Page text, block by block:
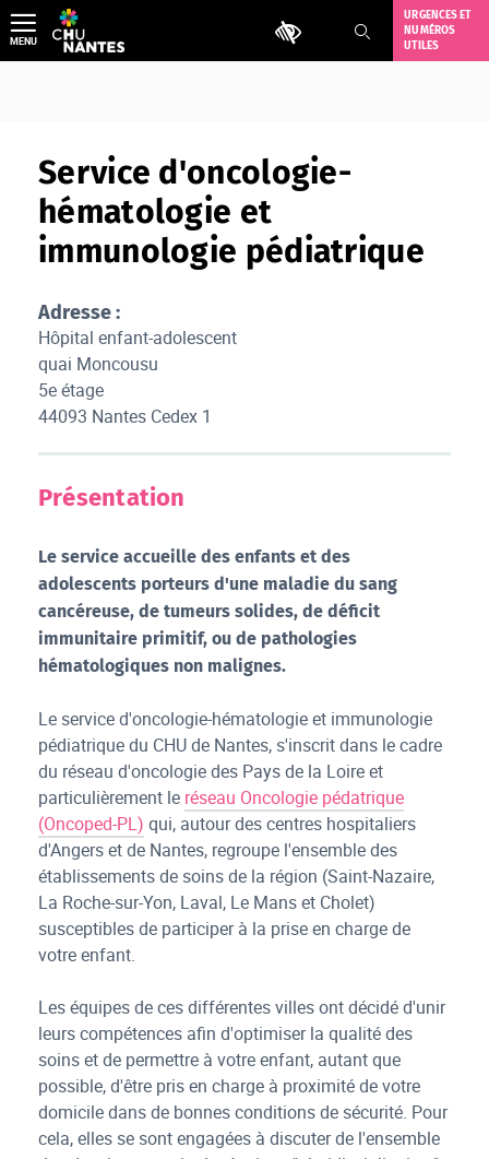
Aller
au
contenu
Outils d'accessibilité
URGENCES ET
NUMÉROS
UTILES
MENU
Service d'oncologie-
hématologie et
immunologie pédiatrique
Adresse :
Hôpital enfant-adolescent
quai Moncousu
5e étage
44093 Nantes Cedex 1
Présentation
Le service accueille des enfants et des
adolescents porteurs d'une maladie du sang
cancéreuse, de tumeurs solides, de déficit
immunitaire primitif, ou de pathologies
hématologiques non malignes.
Le service d'oncologie-hématologie et immunologie
pédiatrique du CHU de Nantes, s'inscrit dans le cadre
du réseau d'oncologie des Pays de la Loire et
particulièrement le réseau Oncologie pédatrique
(Oncoped-PL) qui, autour des centres hospitaliers
d'Angers et de Nantes, regroupe l'ensemble des
établissements de soins de la région (Saint-Nazaire,
La Roche-sur-Yon, Laval, Le Mans et Cholet)
susceptibles de participer à la prise en charge de
votre enfant.
Les équipes de ces différentes villes ont décidé d'unir
leurs compétences afin d'optimiser la qualité des
soins et de permettre à votre enfant, autant que
possible, d'être pris en charge à proximité de votre
domicile dans de bonnes conditions de sécurité. Pour
cela, elles se sont engagées à discuter de l'ensemble